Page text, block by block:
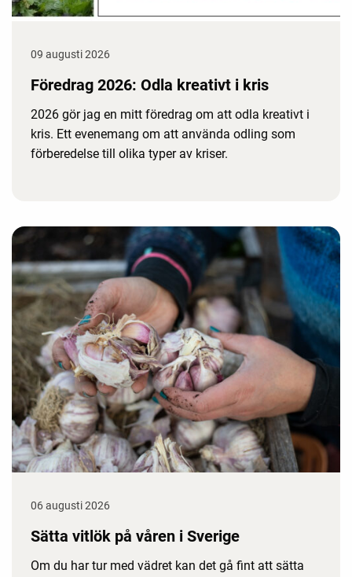
09 augusti 2026
Föredrag 2026: Odla kreativt i kris
2026 gör jag en mitt föredrag om att odla kreativt i
kris. Ett evenemang om att använda odling som
förberedelse till olika typer av kriser.
06 augusti 2026
Sätta vitlök på våren i Sverige
Om du har tur med vädret kan det gå fint att sätta